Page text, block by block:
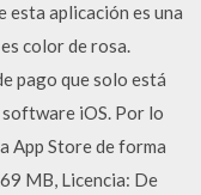
esta aplicación es una
color de rosa.
pago que solo está
iOS. Por lo
App Store de forma
MB, Licencia: De